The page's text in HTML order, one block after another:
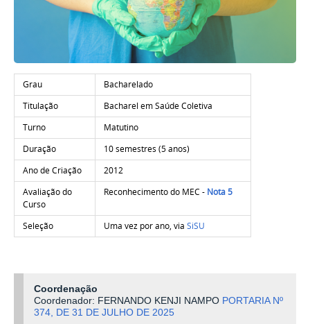
Grau
Bacharelado
Titulação
Bacharel em Saúde Coletiva
Turno
Matutino
Duração
10 semestres (5 anos)
Ano de Criação
2012
Avaliação do
Curso
Reconhecimento do MEC - Nota 5
Seleção Uma vez por ano, viaSiSU
Coordenação
Coordenador: FERNANDO KENJI NAMPO PORTARIA Nº
374, DE 31 DE JULHO DE 2025